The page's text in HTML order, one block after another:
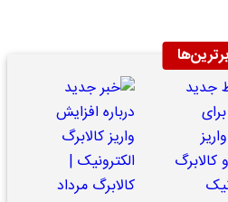
برترین‌ها